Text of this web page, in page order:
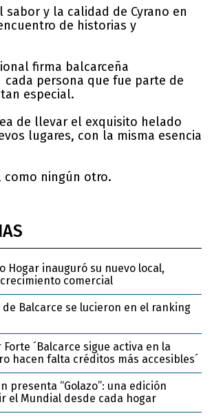
y la calidad de Cyrano en
de historias y
firma balcarceña
cada persona que fue parte de
especial.
de llevar el exquisito helado
lugares, con la misma esencia
como ningún otro.
Hogar inauguró su nuevo local,
comercial
de Balcarce se lucieron en el ranking
Forte ´Balcarce sigue activa en la
hacen falta créditos más accesibles´
presenta “Golazo”: una edición
el Mundial desde cada hogar